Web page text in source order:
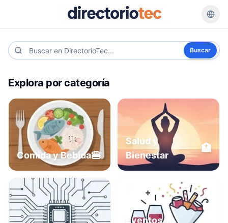
Buscar
Explora por categoría
Comida y Bebida🍔
Salud y
Bienestar
🏥
Eventos y